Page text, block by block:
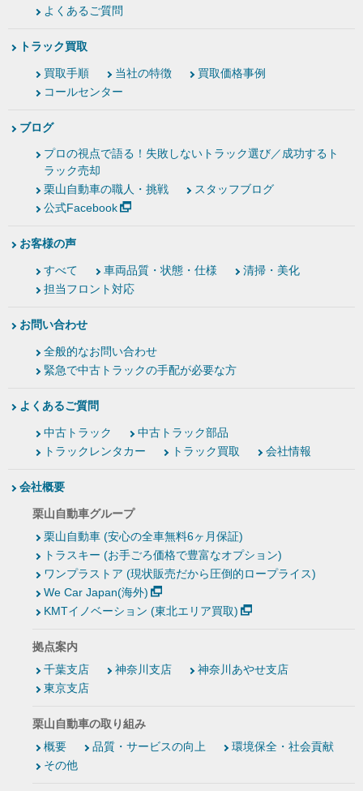
よくあるご質問
トラック買取
買取手順 当社の特徴
買取価格事例
コールセンター
ブログ
プロの視点で語る！失敗しないトラック選び／成功するト
ラック売却
栗山自動車の職人・挑戦
スタッフブログ
公式Facebook
お客様の声
すべて 車両品質・状態・仕様
清掃・美化
担当フロント対応
お問い合わせ
全般的なお問い合わせ
緊急で中古トラックの手配が必要な方
よくあるご質問
中古トラック
中古トラック部品
トラックレンタカー
トラック買取 会社情報
会社概要
栗山自動車グループ
栗山自動車 (安心の全車無料6ヶ月保証)
トラスキー (お手ごろ価格で豊富なオプション)
ワンプラストア (現状販売だから圧倒的ロープライス)
We Car Japan(海外)
KMTイノベーション (東北エリア買取)
拠点案内
千葉支店
神奈川支店
神奈川あやせ支店
東京支店
栗山自動車の取り組み
概要
品質・サービスの向上
環境保全・社会貢献
その他